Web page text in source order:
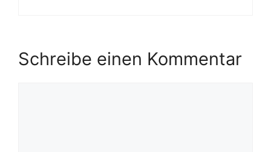
Schreibe einen Kommentar